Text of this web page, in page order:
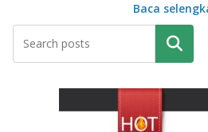
Baca
Pencarian